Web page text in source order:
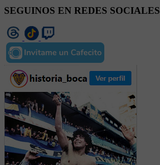
SEGUINOS EN REDES SOCIALES